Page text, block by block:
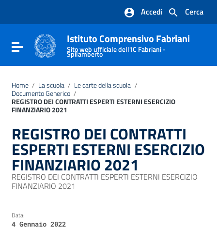
Vai al footer
Cerca
Accedi
Attiva / disattiva la navigazione
Istituto Comprensivo Fabriani
Sito web ufficiale dell'IC Fabriani -
Spilamberto
Home / La scuola / Le carte della scuola /
Documento Generico /
REGISTRO DEI CONTRATTI ESPERTI ESTERNI ESERCIZIO
FINANZIARIO 2021
REGISTRO DEI CONTRATTI
ESPERTI ESTERNI ESERCIZIO
FINANZIARIO 2021
REGISTRO DEI CONTRATTI ESPERTI ESTERNI ESERCIZIO
FINANZIARIO 2021
Data:
4 Gennaio 2022